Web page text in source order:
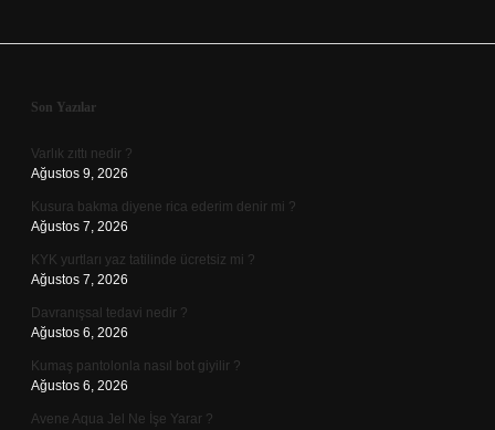
Sidebar
Son Yazılar
Varlık zıttı nedir ?
Ağustos 9, 2026
Kusura bakma diyene rica ederim denir mi ?
Ağustos 7, 2026
KYK yurtları yaz tatilinde ücretsiz mi ?
Ağustos 7, 2026
Davranışsal tedavi nedir ?
Ağustos 6, 2026
Kumaş pantolonla nasıl bot giyilir ?
Ağustos 6, 2026
Avene Aqua Jel Ne İşe Yarar ?